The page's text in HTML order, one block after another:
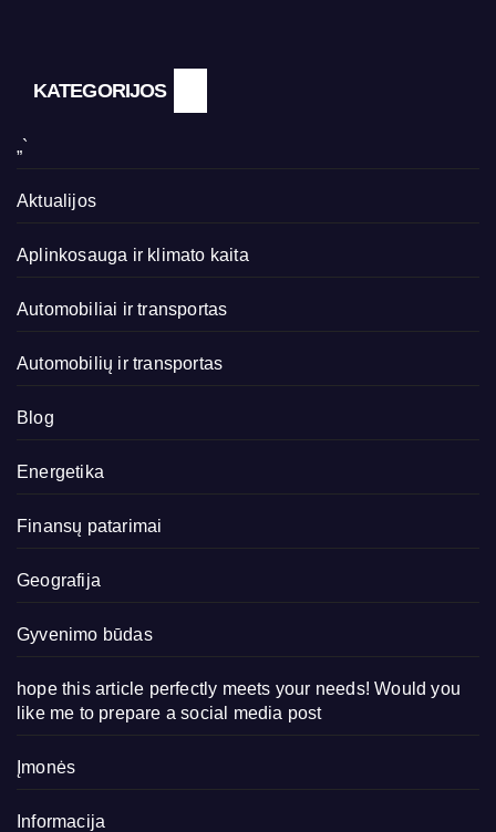
KATEGORIJOS
„`
Aktualijos
Aplinkosauga ir klimato kaita
Automobiliai ir transportas
Automobilių ir transportas
Blog
Energetika
Finansų patarimai
Geografija
Gyvenimo būdas
hope this article perfectly meets your needs! Would you
like me to prepare a social media post
Įmonės
Informacija